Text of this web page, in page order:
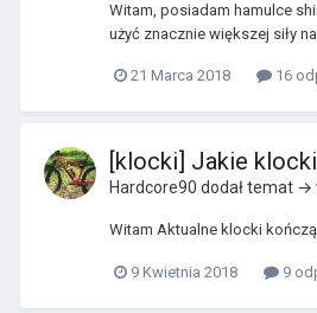
Witam, posiadam hamulce
użyć znacznie większej siły
21 Marca 2018 16
[klocki] Jakie
Hardcore90 dodał temat →
Witam Aktualne klocki
9 Kwietnia 2018 9